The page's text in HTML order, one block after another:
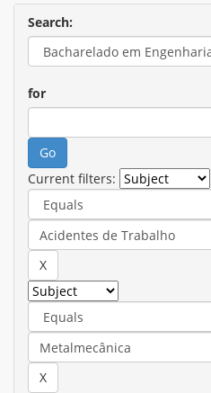
Search:
for
Current filters: